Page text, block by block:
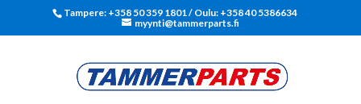
Tampere: +358 50 359 1801‬ / Oulu: +358 40 5386634
myynti@tammerparts.fi